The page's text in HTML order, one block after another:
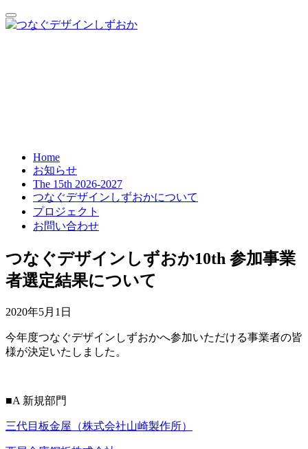
Home
お知らせ
The 15th 2026-2027
つなぐデザインしずおかについて
プロジェクト
お問い合わせ
つなぐデザインしずおか10th 参加事業
者選定結果について
2020年5月1日
今年度つなぐデザインしずおかへ参加いただける事業者の皆
様が決定いたしました。
■A 新規部門
三代目板金屋（株式会社山崎製作所）